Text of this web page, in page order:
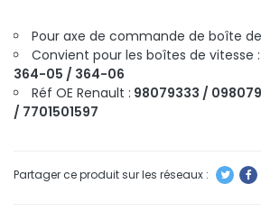
Pour axe de commande de boîte
Convient pour les boîtes de vitesse :
364-05 / 364-06
Réf OE Renault : 98079333 /
/ 7701501597